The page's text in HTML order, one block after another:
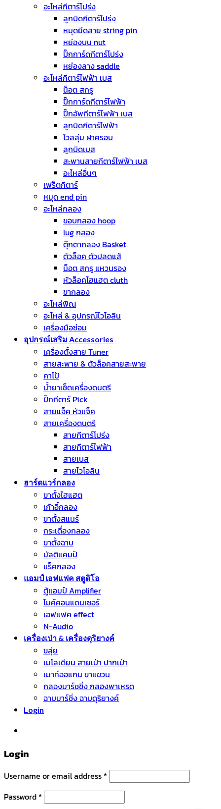
อะไหล่กีตาร์โปร่ง
ลูกบิดกีตาร์โปร่ง
หมุดยึดสาย string pin
หย่องบน nut
ปิ๊กการ์ดกีตาร์โปร่ง
หย่องลาง saddle
อะไหล่กีตาร์ไฟฟ้า เบส
น็อต สกรู
ปิ๊กการ์ดกีตาร์ไฟฟ้า
ปิ๊กอัพกีตาร์ไฟฟ้า เบส
ลูกบิดกีตาร์ไฟฟ้า
โวลลุ่ม ฝาครอบ
ลูกบิดเบส
สะพานสายกีตาร์ไฟฟ้า เบส
อะไหล่อื่นๆ
เฟร็ตกีตาร์
หมุด end pin
อะไหล่กลอง
ขอบกลอง hoop
lug กลอง
ตุ๊กตากลอง Basket
ตัวล็อค ตัวปลดแส้
น็อต สกรู แหวนรอง
หัวล็อคไฮแฮต cluth
ขากลอง
อะไหล่พิณ
อะไหล่ & อุปกรณ์ไวโอลิน
เครื่องมือซ่อม
อุปกรณ์เสริม Accessories
เครื่องตั้งสาย Tuner
สายสะพาย & ตัวล็อคสายสะพาย
คาโป้
น้ำยาเช็ดเครื่องดนตรี
ปิ๊กกีตาร์ Pick
สายแจ็ค หัวแจ็ค
สายเครื่องดนตรี
สายกีตาร์โปร่ง
สายกีตาร์ไฟฟ้า
สายเบส
สายไวโอลิน
ฮาร์ดแวร์กลอง
ขาตั้งไฮแฮต
เก้าอี้กลอง
ขาตั้งสแนร์
กระเดื่องกลอง
ขาตั้งฉาบ
มัลติแคมป์
แร็คกลอง
แอมป์ เอฟแฟค สตูดิโอ
ตู้แอมป์ Amplifier
ไมค์คอนแดนเซอร์
เอฟแฟค effect
N-Audio
เครื่องเป่า & เครื่องดุริยางค์
ขลุ่ย
เมโลเดียน สายเป่า ปากเป่า
เมาท์ออแกน ขาแขวน
กลองมาร์ชชิ่ง กลองพาเหรด
ฉาบมาร์ชิ่ง ฉาบดุริยางค์
Login
Login
Username or email address *
Password *